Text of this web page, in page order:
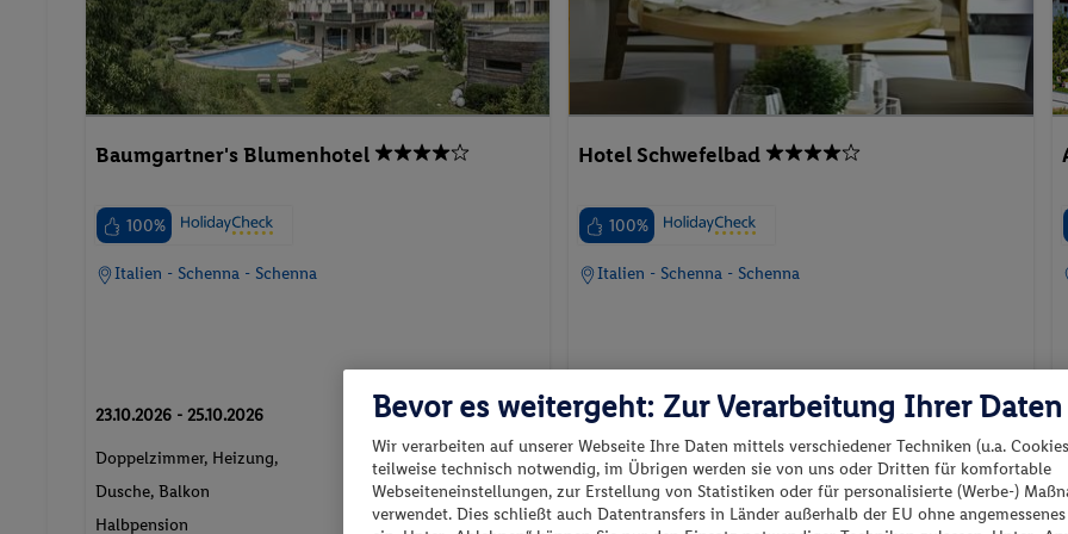
Baumgartner's Blumenhotel
100%
Italien - Schenna - Schenna
23.10.2026 - 25.10.2026
Doppelzimmer, Heizung,
Dusche, Balkon
Halbpension
p.P. ab
Hotel Schwefelbad
100%
Italien - Schenna - Schenna
20.11.2026 - 23.11.2026
Superior Doppelzimmer
p.P. ab
Bevor es weitergeht: Zur Verarbeitung Ihrer Daten
Wir verarbeiten auf unserer Webseite Ihre Daten mittels verschiedener Techniken (u.a.
teilweise technisch notwendig, im Übrigen werden sie von uns oder Dritten für komfortable
Webseiteneinstellungen, zur Erstellung von Statistiken oder für personalisierte (Werbe-)
verwendet. Dies schließt auch Datentransfers in Länder außerhalb der EU ohne